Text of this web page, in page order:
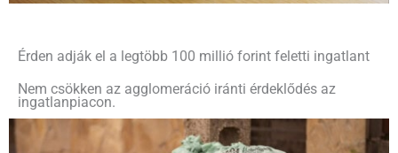
Érden adják el a legtöbb 100 millió forint feletti ingatlant
Nem csökken az agglomeráció iránti érdeklődés az
ingatlanpiacon.